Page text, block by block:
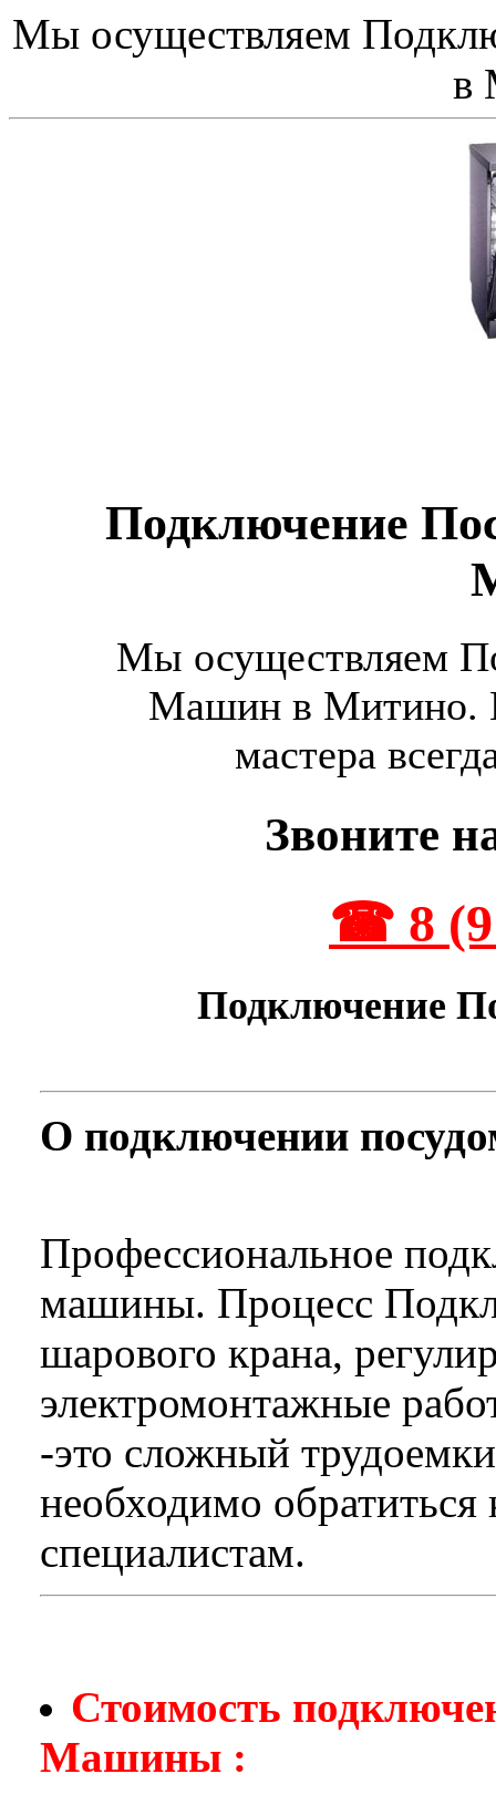
Мы осуществляем
в
Подключение
Мы осуществляем
Машин в Митино.
мастера
Звоните
☎ 8
Подключение
О подключении
Профессиональное
машины. Процесс
шарового крана,
электромонтажные
-это сложный
необходимо
специалистам.
Стоимость
Машины :